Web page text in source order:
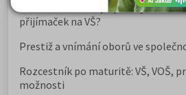
Samostudium vs. přípravný kurz: Co
přijímaček na VŠ?
Prestiž a vnímání oborů ve
Rozcestník po maturitě: VŠ, VOŠ,
možnosti